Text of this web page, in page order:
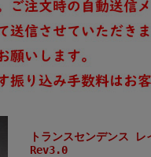
トランスセンデンス
Rev3.0